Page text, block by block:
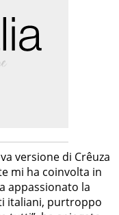
versione di Crêuza
mi ha coinvolta in
appassionato la
italiani, purtroppo